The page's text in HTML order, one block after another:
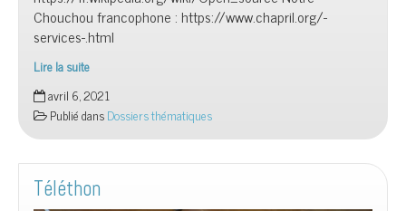
Chouchou francophone : https://www.chapril.org/-
services-.html
Lire la suite
Les
Logiciels
Libres
avril 6, 2021
Publié dansDossiers thématiques
Téléthon